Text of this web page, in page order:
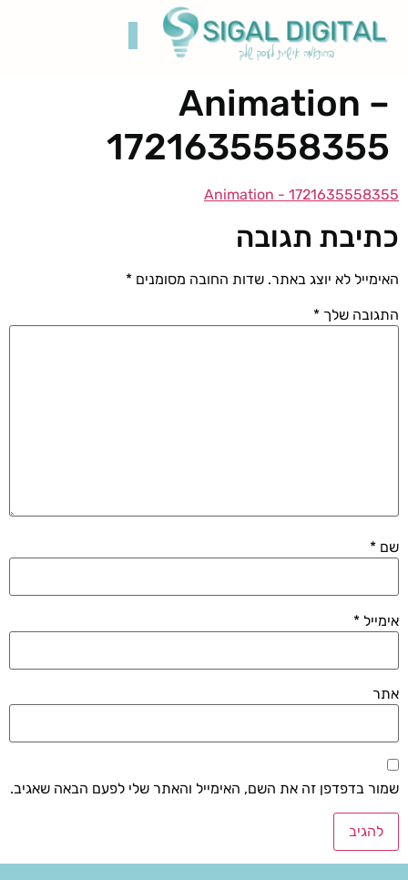
Animation –
1721635558355
Animation - 1721635558355
כתיבת תגובה
האימייל לא יוצג באתר. שדות החובה מסומנים *
התגובה שלך *
שם *
אימייל *
אתר
שמור בדפדפן זה את השם, האימייל והאתר שלי לפעם הבאה שאגיב.